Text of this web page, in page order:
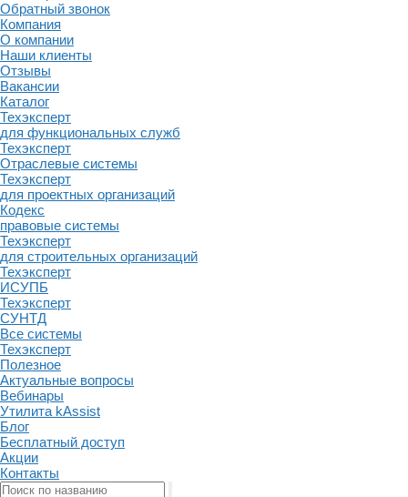
Обратный звонок
Компания
О компании
Наши клиенты
Отзывы
Вакансии
Каталог
Техэксперт
для функциональных служб
Техэксперт
Отраслевые системы
Техэксперт
для проектных организаций
Кодекс
правовые системы
Техэксперт
для строительных организаций
Техэксперт
ИСУПБ
Техэксперт
СУНТД
Все системы
Техэксперт
Полезное
Актуальные вопросы
Вебинары
Утилита kAssist
Блог
Бесплатный доступ
Акции
Контакты